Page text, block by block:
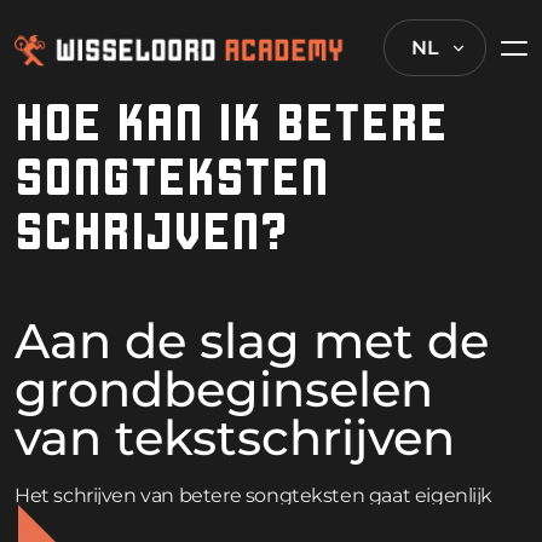
NL
HOE KAN IK BETERE
SONGTEKSTEN
SCHRIJVEN?
Aan de slag met de
grondbeginselen
van tekstschrijven
Het schrijven van betere songteksten gaat eigenlijk
over het mengen van je eigen waarheid met dingen